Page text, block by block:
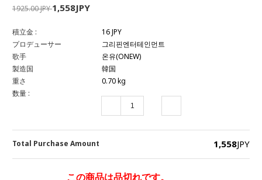
1925.00 JPY1,558JPY
積立金 :
16 JPY
プロデューサー
그리핀엔터테인먼트
歌手
온유(ONEW)
製造国
韓国
重さ
0.70 kg
数量 :
Total Purchase Amount 1,558JPY
この商品は品切れです。